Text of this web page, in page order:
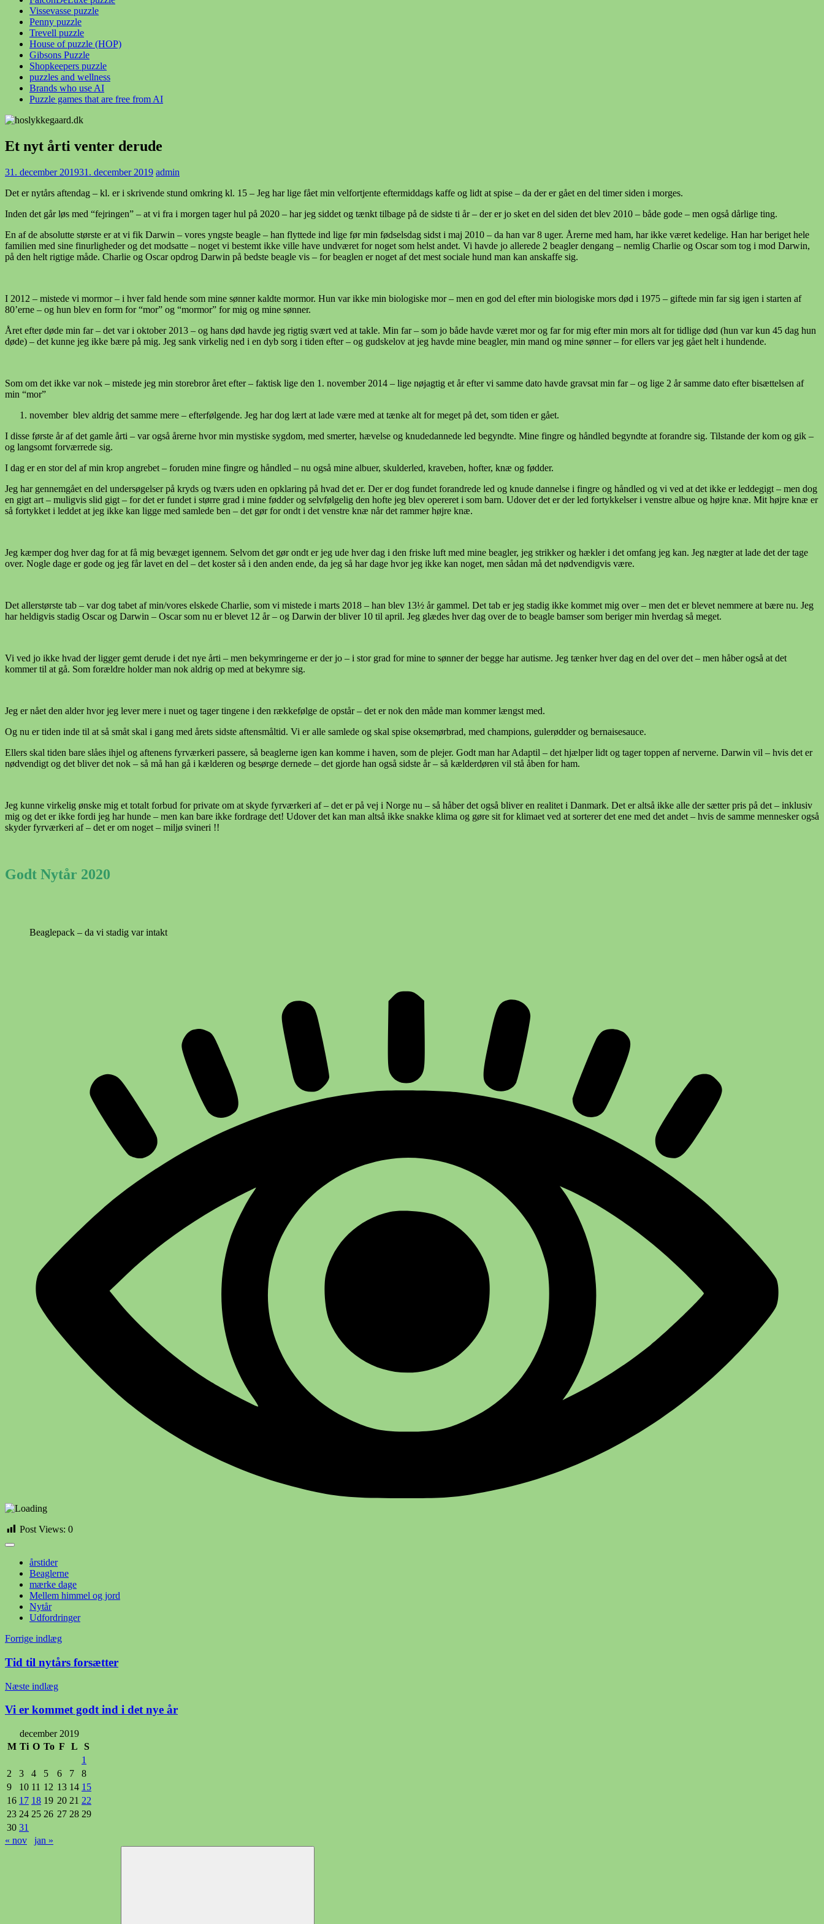
Vissevasse puzzle
Penny puzzle
Trevell puzzle
House of puzzle (HOP)
Gibsons Puzzle
Shopkeepers puzzle
puzzles and wellness
Brands who use AI
Puzzle games that are free from AI
Et nyt årti venter derude
31. december 201931. december 2019 admin
Det er nytårs aftendag – kl. er i skrivende stund omkring kl. 15 – Jeg har lige fået min velfortjente eftermiddags kaffe og lidt at spise – da der er gået en del timer siden i morges.
Inden det går løs med “fejringen” – at vi fra i morgen tager hul på 2020 – har jeg siddet og tænkt tilbage på de sidste ti år – der er jo sket en del siden det blev 2010 – både gode – men også dårlige ting.
En af de absolutte største er at vi fik Darwin – vores yngste beagle – han flyttede ind lige før min fødselsdag sidst i maj 2010 – da han var 8 uger. Årerne med ham, har ikke været kedelige. Han har beriget hele
familien med sine finurligheder og det modsatte – noget vi bestemt ikke ville have undværet for noget som helst andet. Vi havde jo allerede 2 beagler dengang – nemlig Charlie og Oscar som tog i mod Darwin,
på den helt rigtige måde. Charlie og Oscar opdrog Darwin på bedste beagle vis – for beaglen er noget af det mest sociale hund man kan anskaffe sig.
I 2012 – mistede vi mormor – i hver fald hende som mine sønner kaldte mormor. Hun var ikke min biologiske mor – men en god del efter min biologiske mors død i 1975 – giftede min far sig igen i starten af
80’erne – og hun blev en form for “mor” og “mormor” for mig og mine sønner.
Året efter døde min far – det var i oktober 2013 – og hans død havde jeg rigtig svært ved at takle. Min far – som jo både havde været mor og far for mig efter min mors alt for tidlige død (hun var kun 45 dag hun
døde) – det kunne jeg ikke bære på mig. Jeg sank virkelig ned i en dyb sorg i tiden efter – og gudskelov at jeg havde mine beagler, min mand og mine sønner – for ellers var jeg gået helt i hundende.
Som om det ikke var nok – mistede jeg min storebror året efter – faktisk lige den 1. november 2014 – lige nøjagtig et år efter vi samme dato havde gravsat min far – og lige 2 år samme dato efter bisættelsen af
min “mor”
november blev aldrig det samme mere – efterfølgende. Jeg har dog lært at lade være med at tænke alt for meget på det, som tiden er gået.
I disse første år af det gamle årti – var også årerne hvor min mystiske sygdom, med smerter, hævelse og knudedannede led begyndte. Mine fingre og håndled begyndte at forandre sig. Tilstande der kom og gik –
og langsomt forværrede sig.
I dag er en stor del af min krop angrebet – foruden mine fingre og håndled – nu også mine albuer, skulderled, kraveben, hofter, knæ og fødder.
Jeg har gennemgået en del undersøgelser på kryds og tværs uden en opklaring på hvad det er. Der er dog fundet forandrede led og knude dannelse i fingre og håndled og vi ved at det ikke er leddegigt – men dog
en gigt art – muligvis slid gigt – for det er fundet i større grad i mine fødder og selvfølgelig den hofte jeg blev opereret i som barn. Udover det er der led fortykkelser i venstre albue og højre knæ. Mit højre knæ er
så fortykket i leddet at jeg ikke kan ligge med samlede ben – det gør for ondt i det venstre knæ når det rammer højre knæ.
Jeg kæmper dog hver dag for at få mig bevæget igennem. Selvom det gør ondt er jeg ude hver dag i den friske luft med mine beagler, jeg strikker og hækler i det omfang jeg kan. Jeg nægter at lade det der tage
over. Nogle dage er gode og jeg får lavet en del – det koster så i den anden ende, da jeg så har dage hvor jeg ikke kan noget, men sådan må det nødvendigvis være.
Det allerstørste tab – var dog tabet af min/vores elskede Charlie, som vi mistede i marts 2018 – han blev 13½ år gammel. Det tab er jeg stadig ikke kommet mig over – men det er blevet nemmere at bære nu. Jeg
har heldigvis stadig Oscar og Darwin – Oscar som nu er blevet 12 år – og Darwin der bliver 10 til april. Jeg glædes hver dag over de to beagle bamser som beriger min hverdag så meget.
Vi ved jo ikke hvad der ligger gemt derude i det nye årti – men bekymringerne er der jo – i stor grad for mine to sønner der begge har autisme. Jeg tænker hver dag en del over det – men håber også at det
kommer til at gå. Som forældre holder man nok aldrig op med at bekymre sig.
Jeg er nået den alder hvor jeg lever mere i nuet og tager tingene i den rækkefølge de opstår – det er nok den måde man kommer længst med.
Og nu er tiden inde til at så småt skal i gang med årets sidste aftensmåltid. Vi er alle samlede og skal spise oksemørbrad, med champions, gulerødder og bernaisesauce.
Ellers skal tiden bare slåes ihjel og aftenens fyrværkeri passere, så beaglerne igen kan komme i haven, som de plejer. Godt man har Adaptil – det hjælper lidt og tager toppen af nerverne. Darwin vil – hvis det er
nødvendigt og det bliver det nok – så må han gå i kælderen og besørge dernede – det gjorde han også sidste år – så kælderdøren vil stå åben for ham.
Jeg kunne virkelig ønske mig et totalt forbud for private om at skyde fyrværkeri af – det er på vej i Norge nu – så håber det også bliver en realitet i Danmark. Det er altså ikke alle der sætter pris på det – inklusiv
mig og det er ikke fordi jeg har hunde – men kan bare ikke fordrage det! Udover det kan man altså ikke snakke klima og gøre sit for klimaet ved at sorterer det ene med det andet – hvis de samme mennesker også
skyder fyrværkeri af – det er om noget – miljø svineri !!
Godt Nytår 2020
Beaglepack – da vi stadig var intakt
Post Views: 0
årstider
Beaglerne
mærke dage
Mellem himmel og jord
Nytår
Udfordringer
Indlægsnavigation
Forrige indlæg
Tid til nytårs forsætter
Næste indlæg
Vi er kommet godt ind i det nye år
december 2019
M Ti O To F L
S
1
2
3 4 5 6 7
8
9
10 11 12 13 14 15
16 17 18 19 20 21 22
23 24 25 26 27 28 29
30 31
« nov
jan »